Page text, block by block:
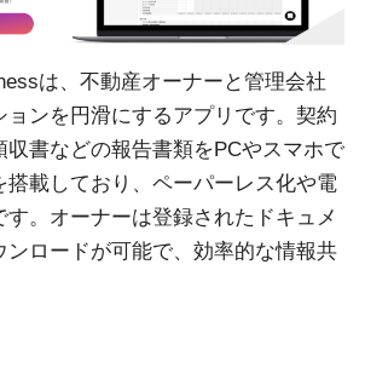
は、不動産オーナーと管理会社
ョンを円滑にするアプリです。契約
収書などの報告書類をPCやスマホで
搭載しており、ペーパーレス化や電
。オーナーは登録されたドキュメ
ンロードが可能で、効率的な情報共